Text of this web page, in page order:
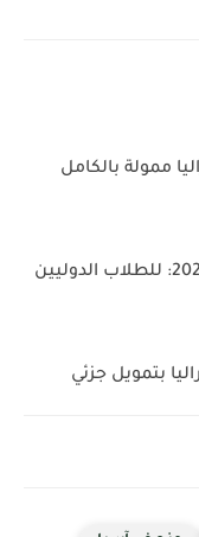
2025 في أستراليا ممولة بالكامل
منحة جامعة ماكواري في أستراليا 2026: للطلاب الدوليين